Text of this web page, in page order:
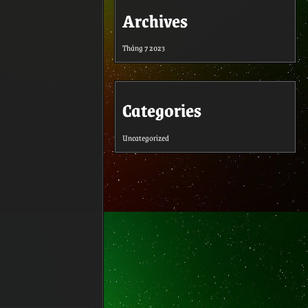
Archives
Tháng 7 2023
Categories
Uncategorized